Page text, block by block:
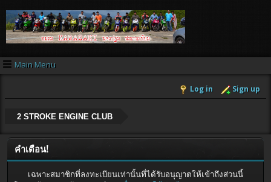
Main Menu
Log in Sign up
2 STROKE ENGINE CLUB
คำเตือน!
เฉพาะสมาชิกที่ลงทะเบียนเท่านั้นที่ได้รับอนุญาตให้เข้าถึงส่วนนี้